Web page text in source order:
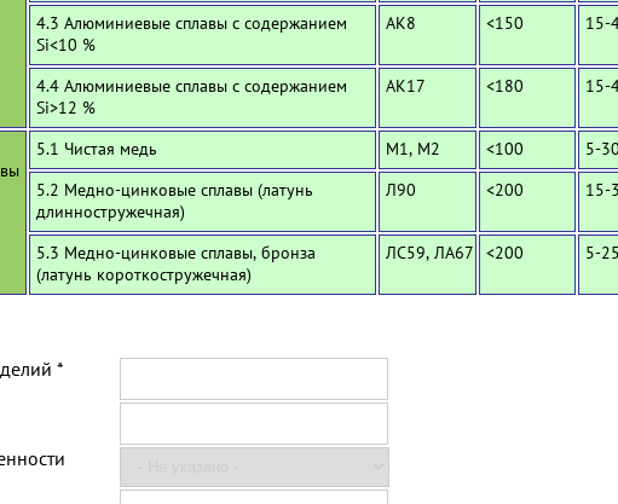
4.3 Алюминиевые сплавы с содержанием
Si<10 %
АК8 <150 15-
4.4 Алюминиевые сплавы с содержанием
Si>12 %
АК17 <180 15-
5.1 Чистая медь М1, М2 <100 5-30
5.2 Медно-цинковые сплавы (латунь
длинностружечная)
Л90 <200 15-
5.3 Медно-цинковые сплавы, бронза
(латунь короткостружечная)
ЛС59, ЛА67 <200 5-25
*